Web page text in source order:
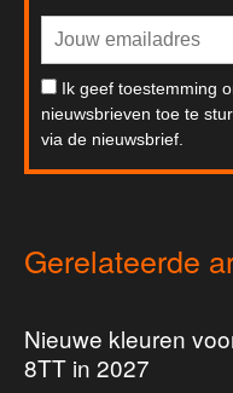
Ik geef toestemming
nieuwsbrieven toe te
via de nieuwsbrief.
Gerelateerde
Nieuwe kleuren
8TT in 2027